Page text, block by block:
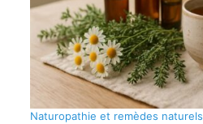
Naturopathie et remèdes